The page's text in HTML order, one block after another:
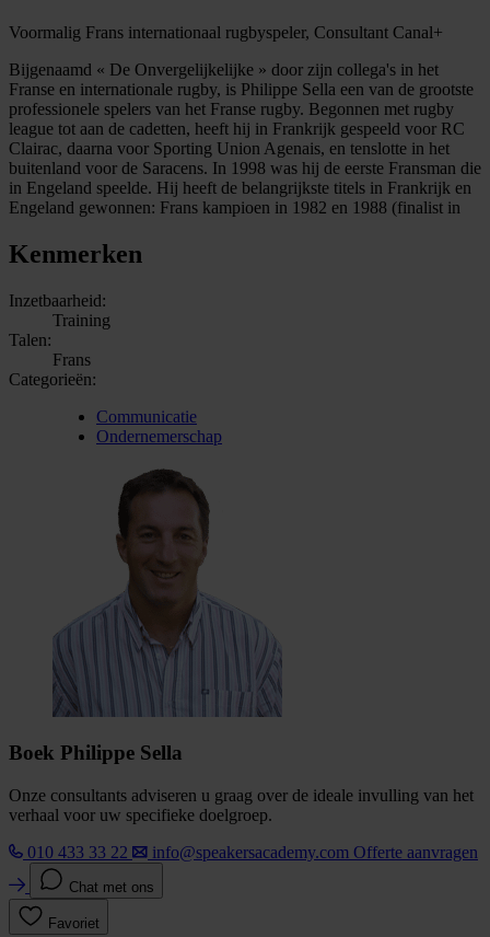
Voormalig Frans internationaal rugbyspeler, Consultant Canal+
Bijgenaamd « De Onvergelijkelijke » door zijn collega's in het
Franse en internationale rugby, is Philippe Sella een van de grootste
professionele spelers van het Franse rugby. Begonnen met rugby
league tot aan de cadetten, heeft hij in Frankrijk gespeeld voor RC
Clairac, daarna voor Sporting Union Agenais, en tenslotte in het
buitenland voor de Saracens. In 1998 was hij de eerste Fransman die
in Engeland speelde. Hij heeft de belangrijkste titels in Frankrijk en
Engeland gewonnen: Frans kampioen in 1982 en 1988 (finalist in
Kenmerken
Inzetbaarheid:
Training
Talen:
Frans
Categorieën:
Communicatie
Ondernemerschap
Boek Philippe Sella
Onze consultants adviseren u graag over de ideale invulling van het
verhaal voor uw specifieke doelgroep.
010 433 33 22
info@speakersacademy.com Offerte aanvragen
Chat met ons
Favoriet